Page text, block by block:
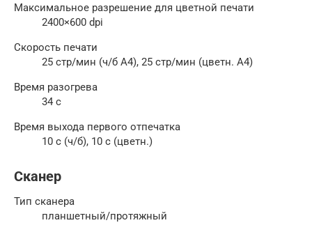
Максимальное разрешение для цветной печати
2400×600 dpi
Скорость печати
25 стр/мин (ч/б А4), 25 стр/мин (цветн. А4)
Время разогрева
34 с
Время выхода первого отпечатка
10 c (ч/б), 10 c (цветн.)
Сканер
Тип сканера
планшетный/протяжный